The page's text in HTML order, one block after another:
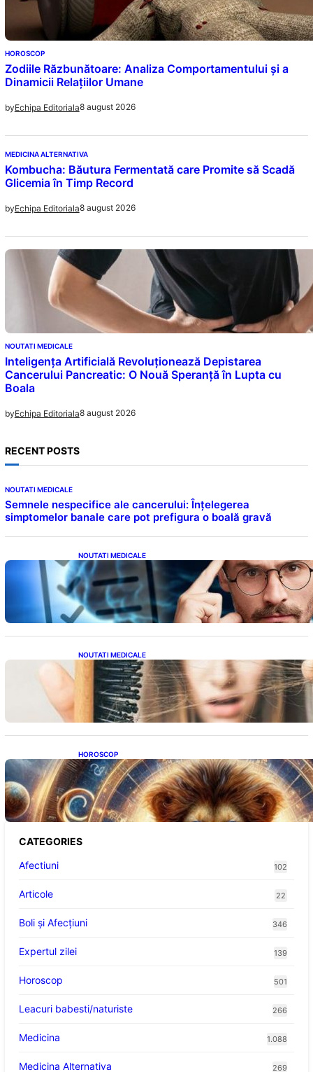
HOROSCOP
Zodiile Răzbunătoare: Analiza Comportamentului și a
Dinamicii Relațiilor Umane
byEchipa Editoriala8 august 2026
MEDICINA ALTERNATIVA
Kombucha: Băutura Fermentată care Promite să Scadă
Glicemia în Timp Record
byEchipa Editoriala8 august 2026
NOUTATI MEDICALE
Inteligența Artificială Revoluționează Depistarea
Cancerului Pancreatic: O Nouă Speranță în Lupta cu
Boala
byEchipa Editoriala8 august 2026
RECENT POSTS
NOUTATI MEDICALE
Semnele nespecifice ale cancerului: Înțelegerea
simptomelor banale care pot prefigura o boală gravă
NOUTATI MEDICALE
Inteligența dincolo de note: Semnele unui IQ
ridicat care nu țin de școală
NOUTATI MEDICALE
Semnele unei deficiențe de proteine:
Impactul asupra sănătății tale
HOROSCOP
Portalul Leului 8/8: Oportunități de
Abundență pentru Cinci Zodii în 2026
CATEGORIES
Afectiuni
102
Articole 22
Boli și Afecțiuni 346
Expertul zilei 139
Horoscop 501
Leacuri babesti/naturiste 266
Medicina 1.088
Medicina Alternativa 269